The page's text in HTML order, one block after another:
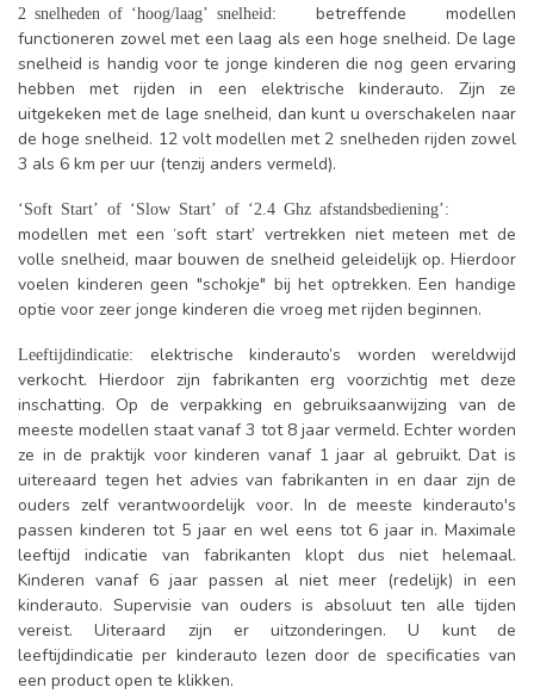
2 snelheden of ‘hoog/laag’ snelheid:
betreffende modellen
functioneren zowel met een laag als een hoge snelheid. De lage
snelheid is handig voor te jonge kinderen die nog geen ervaring
hebben met rijden in een elektrische kinderauto. Zijn ze
uitgekeken met de lage snelheid, dan kunt u overschakelen naar
de hoge snelheid. 12 volt modellen met 2 snelheden rijden zowel
3 als 6 km per uur (tenzij anders vermeld).
‘Soft Start’ of ‘Slow Start’ of ‘2.4 Ghz afstandsbediening’:
modellen met een ‘soft start’ vertrekken niet meteen met de
volle snelheid, maar bouwen de snelheid geleidelijk op. Hierdoor
voelen kinderen geen "schokje" bij het optrekken. Een handige
optie voor zeer jonge kinderen die vroeg met rijden beginnen.
Leeftijdindicatie:
elektrische kinderauto’s worden wereldwijd
verkocht. Hierdoor zijn fabrikanten erg voorzichtig met deze
inschatting. Op de verpakking en gebruiksaanwijzing van de
meeste modellen staat vanaf 3 tot 8 jaar vermeld. Echter worden
ze in de praktijk voor kinderen vanaf 1 jaar al gebruikt. Dat is
uitereaard tegen het advies van fabrikanten in en daar zijn de
ouders zelf verantwoordelijk voor. In de meeste kinderauto's
passen kinderen tot 5 jaar en wel eens tot 6 jaar in. Maximale
leeftijd indicatie van fabrikanten klopt dus niet helemaal.
Kinderen vanaf 6 jaar passen al niet meer (redelijk) in een
kinderauto. Supervisie van ouders is absoluut ten alle tijden
vereist. Uiteraard zijn er uitzonderingen. U kunt de
leeftijdindicatie per kinderauto lezen door de specificaties van
een product open te klikken.